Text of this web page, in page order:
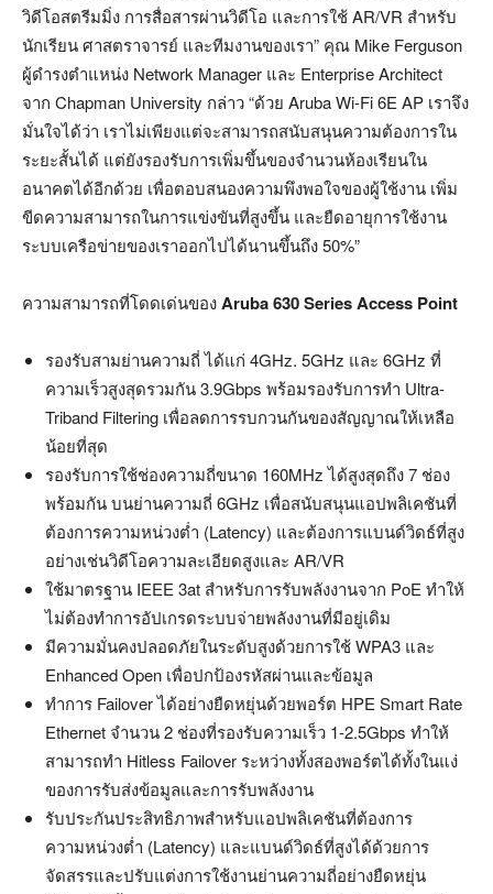
วิดีโอสตรีมมิ่ง การสื่อสารผ่านวิดีโอ และการใช้ AR/VR สำหรับ
นักเรียน ศาสตราจารย์ และทีมงานของเรา” คุณ Mike Ferguson
ผู้ดำรงตำแหน่ง Network Manager และ Enterprise Architect
จาก Chapman University กล่าว “ด้วย Aruba Wi-Fi 6E AP เราจึง
มั่นใจได้ว่า เราไม่เพียงแต่จะสามารถสนับสนุนความต้องการใน
ระยะสั้นได้ แต่ยังรองรับการเพิ่มขึ้นของจำนวนห้องเรียนใน
อนาคตได้อีกด้วย เพื่อตอบสนองความพึงพอใจของผู้ใช้งาน เพิ่ม
ขีดความสามารถในการแข่งขันที่สูงขึ้น และยืดอายุการใช้งาน
ระบบเครือข่ายของเราออกไปได้นานขึ้นถึง 50%”
ความสามารถที่โดดเด่นของAruba 630 Series Access Point
รองรับสามย่านความถี่ ได้แก่ 4GHz. 5GHz และ 6GHz ที่
ความเร็วสูงสุดรวมกัน 3.9Gbps พร้อมรองรับการทำ Ultra-
Triband Filtering เพื่อลดการรบกวนกันของสัญญาณให้เหลือ
น้อยที่สุด
รองรับการใช้ช่องความถี่ขนาด 160MHz ได้สูงสุดถึง 7 ช่อง
พร้อมกัน บนย่านความถี่ 6GHz เพื่อสนับสนุนแอปพลิเคชันที่
ต้องการความหน่วงต่ำ (Latency) และต้องการแบนด์วิดธ์ที่สูง
อย่างเช่นวิดีโอความละเอียดสูงและ AR/VR
ใช้มาตรฐาน IEEE 3at สำหรับการรับพลังงานจาก PoE ทำให้
ไม่ต้องทำการอัปเกรดระบบจ่ายพลังงานที่มีอยู่เดิม
มีความมั่นคงปลอดภัยในระดับสูงด้วยการใช้ WPA3 และ
Enhanced Open เพื่อปกป้องรหัสผ่านและข้อมูล
ทำการ Failover ได้อย่างยืดหยุ่นด้วยพอร์ต HPE Smart Rate
Ethernet จำนวน 2 ช่องที่รองรับความเร็ว 1-2.5Gbps ทำให้
สามารถทำ Hitless Failover ระหว่างทั้งสองพอร์ตได้ทั้งในแง่
ของการรับส่งข้อมูลและการรับพลังงาน
รับประกันประสิทธิภาพสำหรับแอปพลิเคชันที่ต้องการ
ความหน่วงต่ำ (Latency) และแบนด์วิดธ์ที่สูงได้ด้วยการ
จัดสรรและปรับแต่งการใช้งานย่านความถี่อย่างยืดหยุ่น